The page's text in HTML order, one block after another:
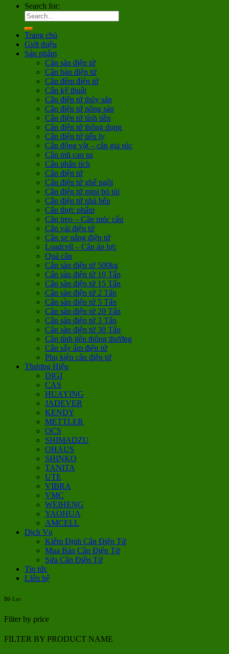
Search for:
Trang chủ
Giới thiệu
Sản phẩm
Cân sàn điện tử
Cân bàn điện tử
Cân đếm điện tử
Cân kỹ thuật
Cân điện tử thủy sản
Cân điện tử nông sản
Cân điện tử tính tiền
Cân điện tử thông dụng
Cân điện tử tiểu ly
Cân động vật – cân gia súc
Cân mũ cao su
Cân phân tích
Cân điện tử
Cân điện tử ghế ngồi
Cân điện tử mini bỏ túi
Cân điện tử nhà bếp
Cân thực phẩm
Cân treo – Cân móc cẩu
Cân vải điện tử
Cân xe nâng điện tử
Loadcell – Cân áp lực
Quả cân
Cân sàn điện tử 500kg
Cân sàn điện tử 10 Tấn
Cân sàn điện tử 15 Tấn
Cân sàn điện tử 2 Tấn
Cân sàn điện tử 5 Tấn
Cân sàn điện tử 20 Tấn
Cân sàn điện tử 3 Tấn
Cân sàn điện tử 30 Tấn
Cân tính tiền thông thường
Cân sấy ẩm điện tử
Phụ kiện cân điện tử
Thương Hiệu
DIGI
CAS
HUAYING
JADEVER
KENDY
METTLER
OCS
SHIMADZU
OHAUS
SHINKO
TANITA
UTE
VIBRA
VMC
WEIHENG
YAOHUA
AMCELL
Dịch Vụ
Kiểm Định Cân Điện Tử
Mua Bán Cân Điện Tử
Sửa Cân Điện Tử
Tin tức
LIên hệ
Bộ Lọc
Filter by price
FILTER BY PRODUCT NAME